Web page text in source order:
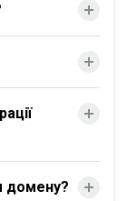
домену?